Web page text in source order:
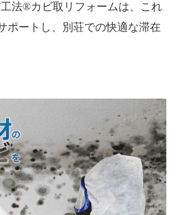
法®カビ取リフォームは、これ
ポートし、別荘での快適な滞在